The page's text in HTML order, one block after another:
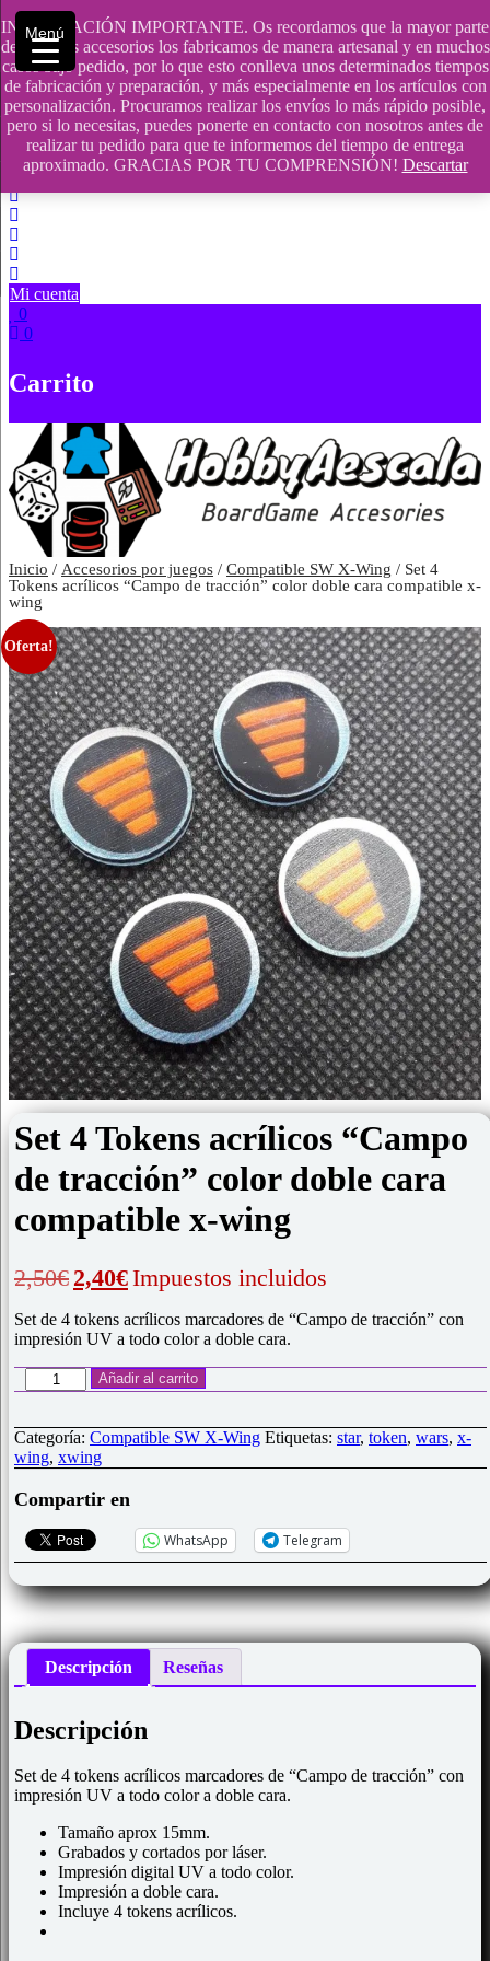
INFORMACIÓN IMPORTANTE. Os recordamos que la mayor parte
de nuestros accesorios los fabricamos de manera artesanal y en muchos
casos bajo pedido, por lo que esto conlleva unos determinados tiempos
de fabricación y preparación, y más especialmente en los artículos con
personalización. Procuramos realizar los envíos lo más rápido posible,
pero si lo necesitas, puedes ponerte en contacto con nosotros antes de
realizar tu pedido para que te informemos del tiempo de entrega
aproximado. GRACIAS POR TU COMPRENSIÓN! Descartar
Saltar
contenido
609241475 SOLO DE 10:00 a 14:00
info@hobbyaescala.com
San Fernando de Henares
10:00 - 14:00
Mi cuenta
0
0
Carrito
Inicio / Accesorios por juegos / Compatible SW X-Wing / Set 4
Tokens acrílicos “Campo de tracción” color doble cara compatible x-
wing
Oferta!
Set 4 Tokens acrílicos “Campo
de tracción” color doble cara
compatible x-wing
2,50€ El
precio
original
era:
2,50€.
2,40€El
precio
actual
es:
2,40€.
Impuestos incluidos
Set de 4 tokens acrílicos marcadores de “Campo de tracción” con
impresión UV a todo color a doble cara.
4
acrílicos
"Campo
de
tracción"
color
doble
cara
x-
wing
cantidad
Añadir al carrito
Categoría: Compatible SW X-Wing Etiquetas: star, token, wars, x-
wing, xwing
Compartir en
WhatsApp Telegram
Descripción Reseñas
Descripción
Set de 4 tokens acrílicos marcadores de “Campo de tracción” con
impresión UV a todo color a doble cara.
Tamaño aprox 15mm.
Grabados y cortados por láser.
Impresión digital UV a todo color.
Impresión a doble cara.
Incluye 4 tokens acrílicos.
Menú